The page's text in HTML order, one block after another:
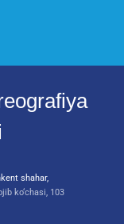
shahar,
ko‘chasi, 103